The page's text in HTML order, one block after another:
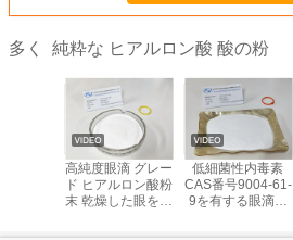
多く 純粋な ヒアルロン酸 酸の粉
高純度眼滴 グレー
ド ヒアルロン酸粉
末 乾燥した眼を和
低細菌性内毒素
CAS番号9004-61-
9を有する眼滴級